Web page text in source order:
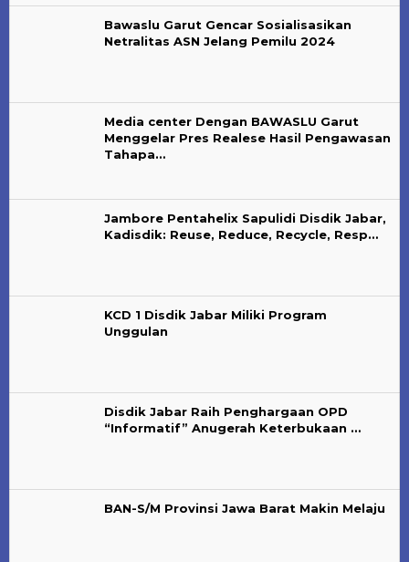
Bawaslu Garut Gencar Sosialisasikan
Netralitas ASN Jelang Pemilu 2024
Media center Dengan BAWASLU Garut
Menggelar Pres Realese Hasil Pengawasan
Tahapa…
Jambore Pentahelix Sapulidi Disdik Jabar,
Kadisdik: Reuse, Reduce, Recycle, Resp…
KCD 1 Disdik Jabar Miliki Program
Unggulan
Disdik Jabar Raih Penghargaan OPD
“Informatif” Anugerah Keterbukaan …
BAN-S/M Provinsi Jawa Barat Makin Melaju